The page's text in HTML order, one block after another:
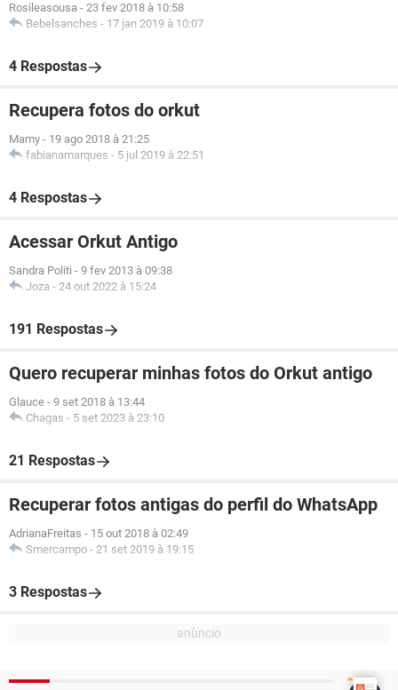
Rosileasousa - 23 fev 2018 à 10:58
Bebelsanches - 17 jan 2019 à 10:07
4 Respostas
Recupera fotos do orkut
Mamy - 19 ago 2018 à 21:25
fabianamarques - 5 jul 2019 à 22:51
4 Respostas
Acessar Orkut Antigo
Sandra Politi - 9 fev 2013 à 09:38
Joza - 24 out 2022 à 15:24
191 Respostas
Quero recuperar minhas fotos do Orkut antigo
Glauce - 9 set 2018 à 13:44
Chagas - 5 set 2023 à 23:10
21 Respostas
Recuperar fotos antigas do perfil do WhatsApp
AdrianaFreitas - 15 out 2018 à 02:49
Smercampo - 21 set 2019 à 19:15
3 Respostas